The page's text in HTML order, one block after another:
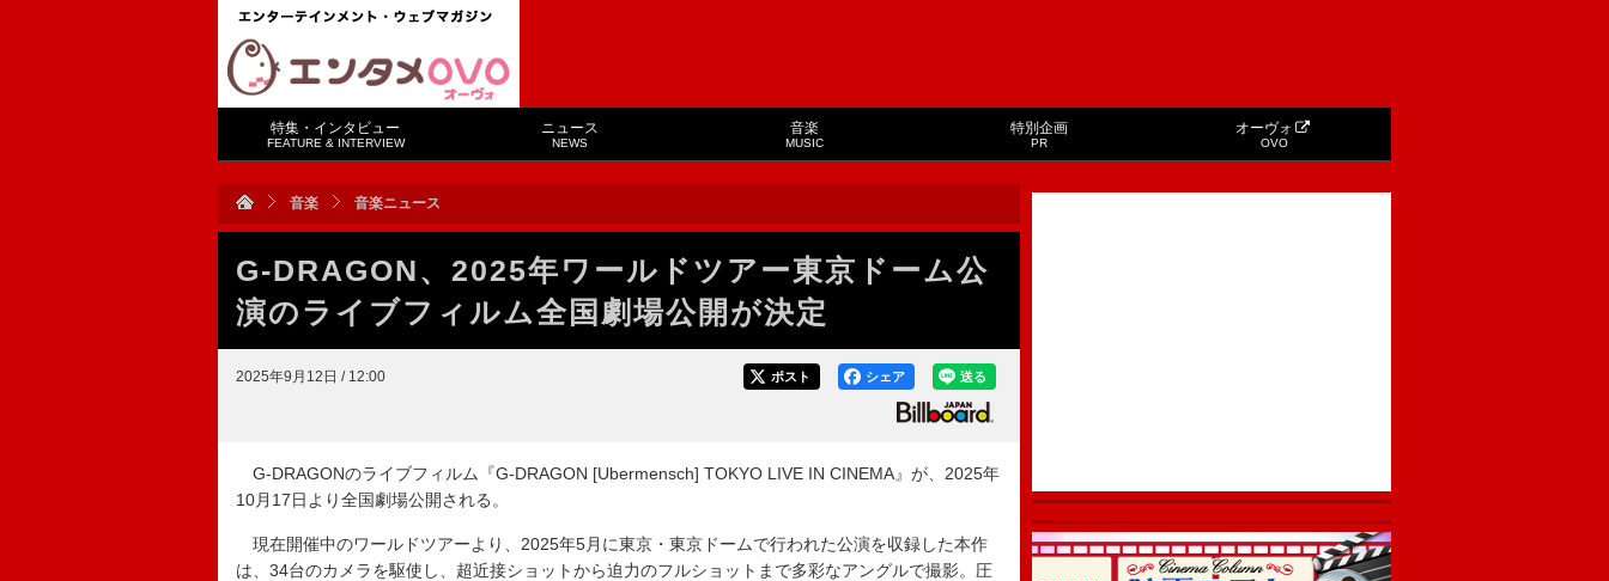
特集・インタビュー
FEATURE & INTERVIEW
ニュース
NEWS
音楽
MUSIC
特別企画
PR
オーヴォ
OVO
音楽 音楽ニュース
G-DRAGON、2025年ワールドツアー東京ドーム公
演のライブフィルム全国劇場公開が決定
2025年9月12日 / 12:00 送る
シェア
ポスト
G-DRAGONのライブフィルム『G-DRAGON [Ubermensch] TOKYO LIVE IN CINEMA』が、2025年
10月17日より全国劇場公開される。
現在開催中のワールドツアーより、2025年5月に東京・東京ドームで行われた公演を収録した本作
は、34台のカメラを駆使し、超近接ショットから迫力のフルショットまで多彩なアングルで撮影。圧